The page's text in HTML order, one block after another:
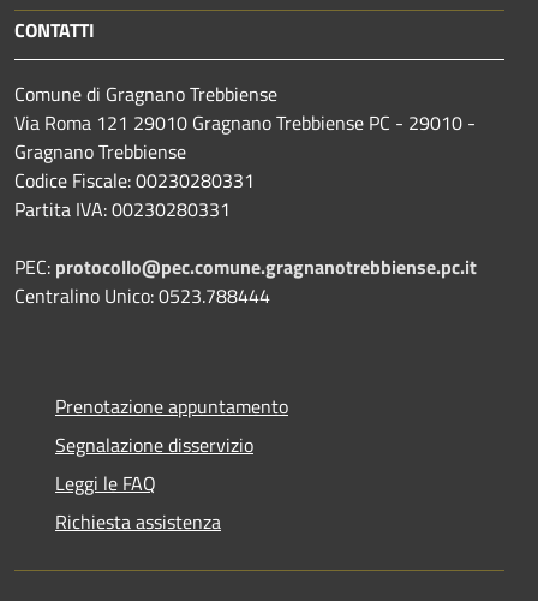
CONTATTI
Comune di Gragnano Trebbiense
Via Roma 121 29010 Gragnano Trebbiense PC - 29010 -
Gragnano Trebbiense
Codice Fiscale: 00230280331
Partita IVA: 00230280331
PEC: protocollo@pec.comune.gragnanotrebbiense.pc.it
Centralino Unico: 0523.788444
Prenotazione appuntamento
Segnalazione disservizio
Leggi le FAQ
Richiesta assistenza